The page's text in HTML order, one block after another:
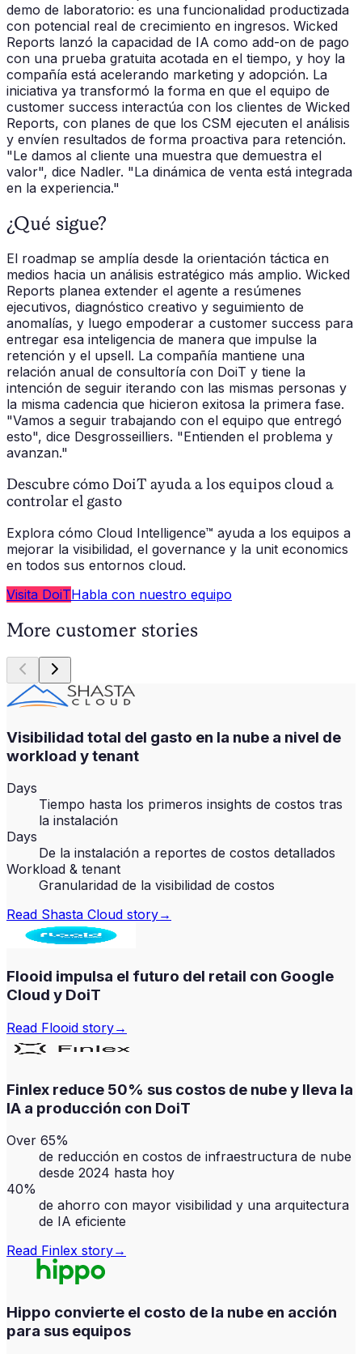
demo de laboratorio: es una funcionalidad productizada
con potencial real de crecimiento en ingresos. Wicked
Reports lanzó la capacidad de IA como add-on de pago
con una prueba gratuita acotada en el tiempo, y hoy la
compañía está acelerando marketing y adopción. La
iniciativa ya transformó la forma en que el equipo de
customer success interactúa con los clientes de Wicked
Reports, con planes de que los CSM ejecuten el análisis
y envíen resultados de forma proactiva para retención.
"Le damos al cliente una muestra que demuestra el
valor", dice Nadler. "La dinámica de venta está integrada
en la experiencia."
¿Qué sigue?
El roadmap se amplía desde la orientación táctica en
medios hacia un análisis estratégico más amplio. Wicked
Reports planea extender el agente a resúmenes
ejecutivos, diagnóstico creativo y seguimiento de
anomalías, y luego empoderar a customer success para
entregar esa inteligencia de manera que impulse la
retención y el upsell. La compañía mantiene una
relación anual de consultoría con DoiT y tiene la
intención de seguir iterando con las mismas personas y
la misma cadencia que hicieron exitosa la primera fase.
"Vamos a seguir trabajando con el equipo que entregó
esto", dice Desgrosseilliers. "Entienden el problema y
avanzan."
Descubre cómo DoiT ayuda a los equipos cloud a
controlar el gasto
Explora cómo Cloud Intelligence™ ayuda a los equipos a
mejorar la visibilidad, el governance y la unit economics
en todos sus entornos cloud.
Visita DoiTHabla con nuestro equipo
More customer stories
Visibilidad total del gasto en la nube a nivel de
workload y tenant
Days
Tiempo hasta los primeros insights de costos tras
la instalación
Days
De la instalación a reportes de costos detallados
Workload & tenant
Granularidad de la visibilidad de costos
Read Shasta Cloud story→
Flooid impulsa el futuro del retail con Google
Cloud y DoiT
Read Flooid story→
Finlex reduce 50% sus costos de nube y lleva la
IA a producción con DoiT
Over 65%
de reducción en costos de infraestructura de nube
desde 2024 hasta hoy
40%
de ahorro con mayor visibilidad y una arquitectura
de IA eficiente
Read Finlex story→
Hippo convierte el costo de la nube en acción
para sus equipos